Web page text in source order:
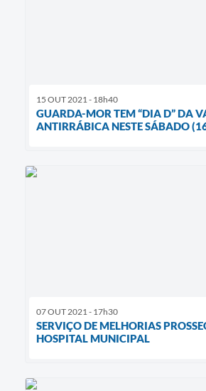
15 OUT 2021 - 18h40
GUARDA-MOR TEM “DIA D” DA
ANTIRRÁBICA NESTE SÁBADO
07 OUT 2021 - 17h30
SERVIÇO DE MELHORIAS
HOSPITAL MUNICIPAL